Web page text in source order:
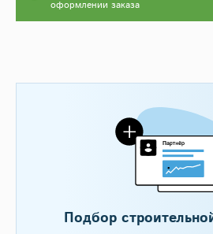
оформлении заказа
Подбор